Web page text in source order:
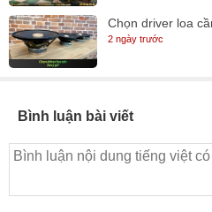
Chọn driver loa
2 ngày trước
Bình luận bài viết